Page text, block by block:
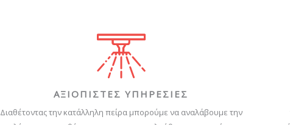
ΑΞΙΟΠΙΣΤΕΣ ΥΠΗΡΕΣΙΕΣ
Διαθέτοντας την κατάλληλη πείρα μπορούμε να αναλάβουμε την